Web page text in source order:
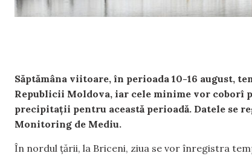
Săptămâna viitoare, în perioada 10-16 august,
Republicii Moldova, iar cele minime vor coborî
precipitații pentru această perioadă. Datele se
Monitoring de Mediu.
În nordul țării, la Briceni, ziua se vor înregistra